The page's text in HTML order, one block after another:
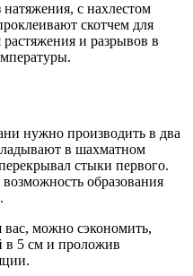
с нахлестом
скотчем для
и разрывов в
нужно производить в два
в шахматном
стыки первого.
образования
вас, можно сэкономить,
в 5 см и проложив